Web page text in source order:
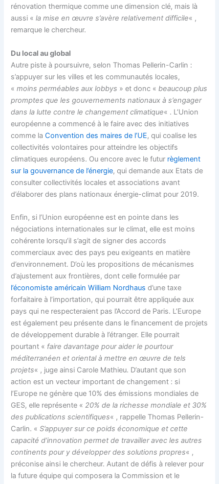
rénovation thermique comme une dimension clé, mais là
aussi «la mise en œuvre s’avère relativement difficile« ,
remarque le chercheur.
Du local au global
Autre piste à poursuivre, selon Thomas Pellerin-Carlin :
s’appuyer sur les villes et les communautés locales,
«moins perméables aux lobbys » et donc «beaucoup plus
promptes que les gouvernements nationaux à s’engager
dans la lutte contre le changement climatique« . L’Union
européenne a commencé à le faire avec des initiatives
comme laConvention des maires de l’UE, qui coalise les
collectivités volontaires pour atteindre les objectifs
climatiques européens. Ou encore avec le futur règlement
sur la gouvernance de l’énergie, qui demande aux Etats de
consulter collectivités locales et associations avant
d’élaborer des plans nationaux énergie-climat pour 2019.
Enfin, si l’Union européenne est en pointe dans les
négociations internationales sur le climat, elle est moins
cohérente lorsqu’il s’agit de signer des accords
commerciaux avec des pays peu exigeants en matière
d’environnement. D’où les propositions de mécanismes
d’ajustement aux frontières, dont celle formulée par
l’économiste américain William Nordhaus d’une taxe
forfaitaire à l’importation, qui pourrait être appliquée aux
pays qui ne respecteraient pas l’Accord de Paris. L’Europe
est également peu présente dans le financement de projets
de développement durable à l’étranger. Elle pourrait
pourtant « faire davantage pour aider le pourtour
méditerranéen et oriental à mettre en œuvre de tels
projets« , juge ainsi Carole Mathieu. D’autant que son
action est un vecteur important de changement : si
l’Europe ne génère que 10% des émissions mondiales de
GES, elle représente «20% de la richesse mondiale et 30%
des publications scientifiques« , rappelle Thomas Pellerin-
Carlin. «S’appuyer sur ce poids économique et cette
capacité d’innovation permet de travailler avec les autres
continents pour y développer des solutions propres« ,
préconise ainsi le chercheur. Autant de défis à relever pour
la future équipe qui composera la Commission et le